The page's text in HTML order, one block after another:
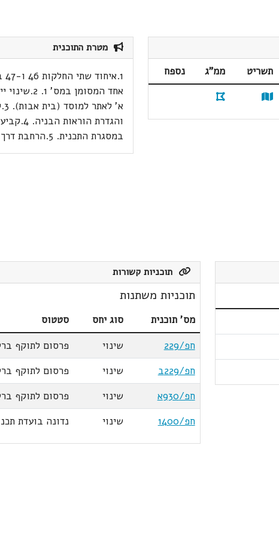
תשריט ממ"ג
נספח
מטרת התוכנית
אחד המסומן
והגדרת
במסגרת התכנית. 5.הרחבת דרך הים עד 22 מ'.
תוכניות קשורות
תוכניות משתנות
מס' תוכנית סוג יחס
סטטוס
חפ/229
שינוי
פרסום לתוקף
חפ/229ב
שינוי
פרסום לתוקף ברשומות
חפ/930א
שינוי
פרסום לתוקף
חפ/1400
שינוי נדונה בועדת תכנון